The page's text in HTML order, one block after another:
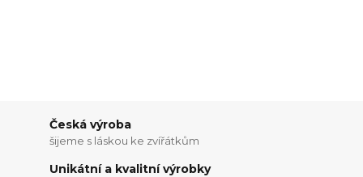
Česká výroba
šijeme s láskou ke zvířátkům
Unikátní a kvalitní výrobky